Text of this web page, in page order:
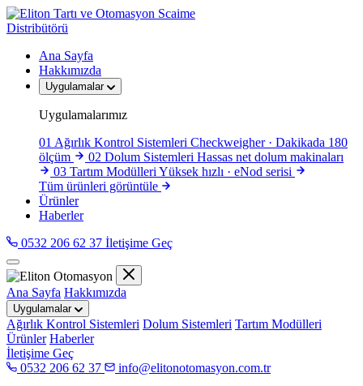
Scaime
Distribütörü
Ana Sayfa
Hakkımızda
Uygulamalar
Uygulamalarımız
01 Ağırlık Kontrol Sistemleri Checkweigher · Dakikada 180
ölçüm
02 Dolum Sistemleri Hassas net dolum makinaları
03 Tartım Modülleri Yüksek hızlı · eNod serisi
Tüm ürünleri görüntüle
Ürünler
Haberler
0532 206 62 37 İletişime Geç
Ana Sayfa Hakkımızda
Uygulamalar
Ağırlık Kontrol Sistemleri Dolum Sistemleri Tartım Modülleri
Ürünler Haberler
İletişime Geç
0532 206 62 37
info@elitonotomasyon.com.tr